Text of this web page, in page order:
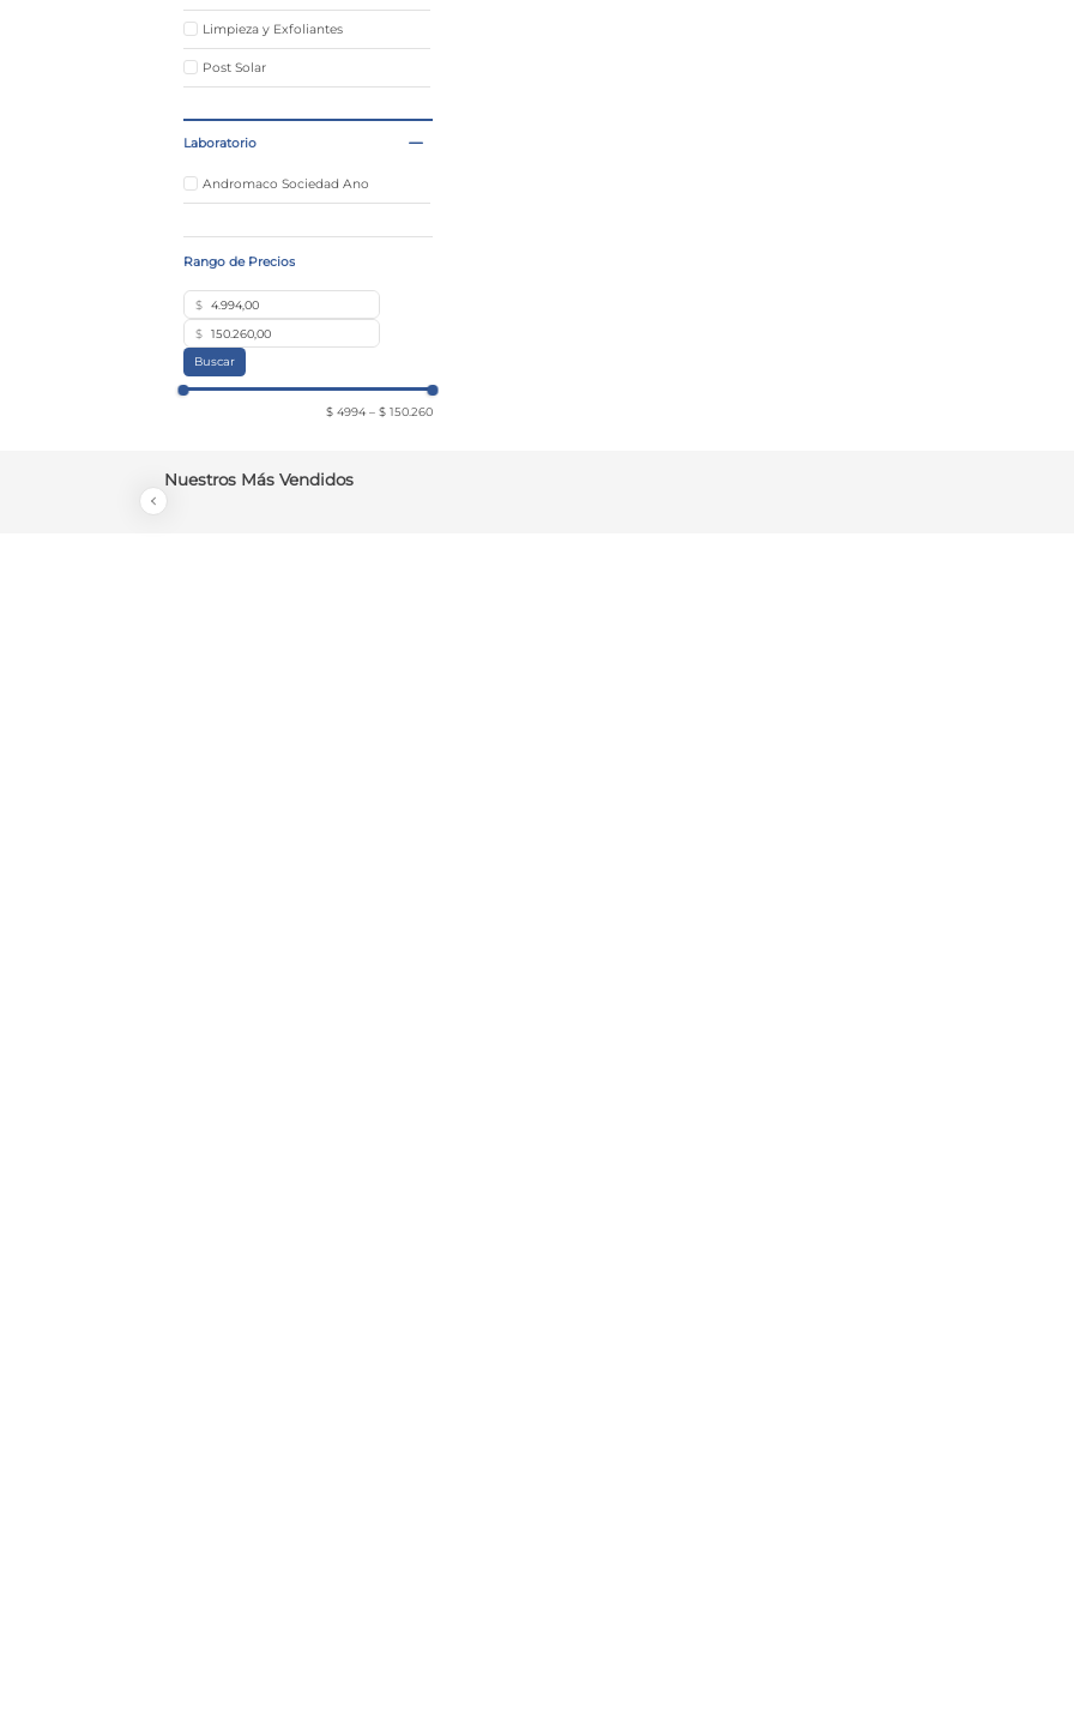
Limpieza y Exfoliantes
Post Solar
Protector Solar
Máscaras Faciales y Esponjas
Laboratorio
Andromaco Sociedad Ano
$
$
Buscar
$ 4994 – $ 150.260
Nuestros Más Vendidos